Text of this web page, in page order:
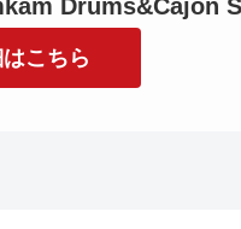
Drums&Cajon
こちら